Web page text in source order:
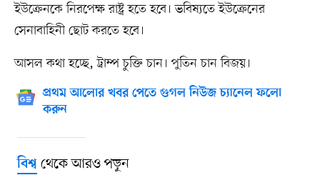
ইউক্রেনকে নিরপেক্ষ রাষ্ট্র হতে হবে। ভবিষ্যতে ইউক্রেনের
সেনাবাহিনী ছোট করতে হবে।
আসল কথা হচ্ছে, ট্রাম্প চুক্তি চান। পুতিন চান বিজয়।
প্রথম আলোর খবর পেতে গুগল নিউজ চ্যানেল ফলো
করুন
বিশ্বথেকে আরও পড়ুন